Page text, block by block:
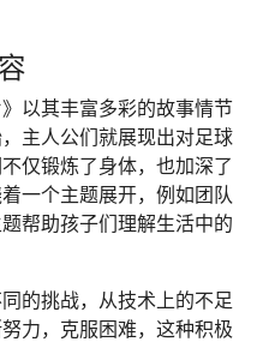
以其丰富多彩的故事情节
主人公们就展现出对足球
仅锻炼了身体，也加深了
一个主题展开，例如团队
帮助孩子们理解生活中的
的挑战，从技术上的不足
力，克服困难，这种积极